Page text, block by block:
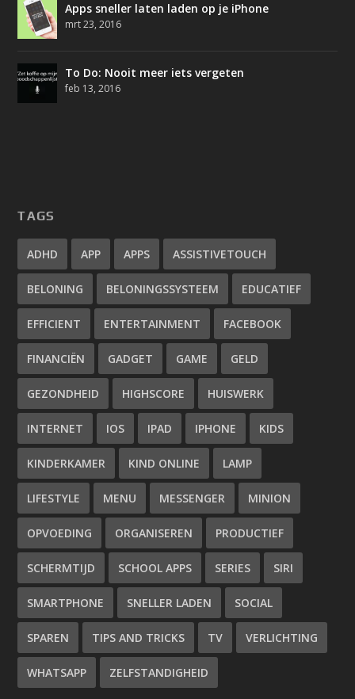
Apps sneller laten laden op je iPhone
mrt 23, 2016
To Do: Nooit meer iets vergeten
feb 13, 2016
TAGS
ADHD APP APPS ASSISTIVETOUCH
BELONING BELONINGSSYSTEEM EDUCATIEF
EFFICIENT ENTERTAINMENT FACEBOOK
FINANCIËN GADGET GAME GELD
GEZONDHEID HIGHSCORE HUISWERK
INTERNET IOS IPAD IPHONE KIDS
KINDERKAMER KIND ONLINE LAMP
LIFESTYLE MENU MESSENGER MINION
OPVOEDING ORGANISEREN PRODUCTIEF
SCHERMTIJD SCHOOL APPS SERIES SIRI
SMARTPHONE SNELLER LADEN SOCIAL
SPAREN TIPS AND TRICKS TV VERLICHTING
WHATSAPP ZELFSTANDIGHEID